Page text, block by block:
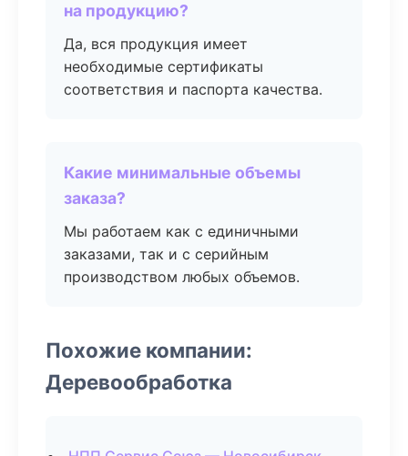
на продукцию?
Да, вся продукция имеет
необходимые сертификаты
соответствия и паспорта качества.
Какие минимальные объемы
заказа?
Мы работаем как с единичными
заказами, так и с серийным
производством любых объемов.
Похожие компании:
Деревообработка